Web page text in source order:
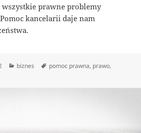
prawne problemy
kancelarii daje nam
Kategorie
biznes Tagi
pomoc prawna, prawo,